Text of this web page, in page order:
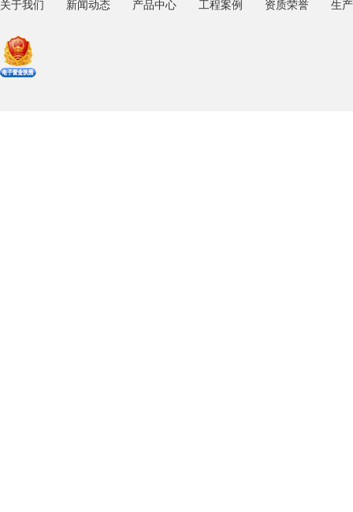
关于我们 新闻动态 产品中心 工程案例 资质荣誉 生